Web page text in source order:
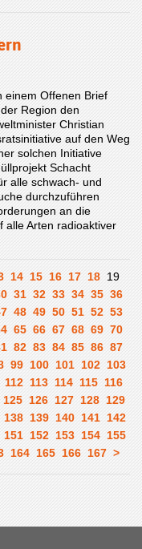
einem Offenen Brief
Region den
Christian
auf den Weg
solchen Initiative
Schacht
alle schwach- und
durchzuführen
an die
alle Arten radioaktiver
14 15 16 17 18 19
31 32 33 34 35 36
48 49 50 51 52 53
65 66 67 68 69 70
82 83 84 85 86 87
99 100 101 102 103
112 113 114 115 116
125 126 127 128 129
138 139 140 141 142
151 152 153 154 155
164 165 166 167 >